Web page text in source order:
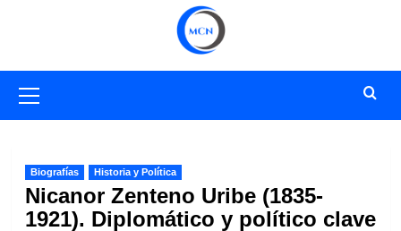
primario
Biografías Historia y Política
Nicanor Zenteno Uribe (1835-
1921). Diplomático y político clave